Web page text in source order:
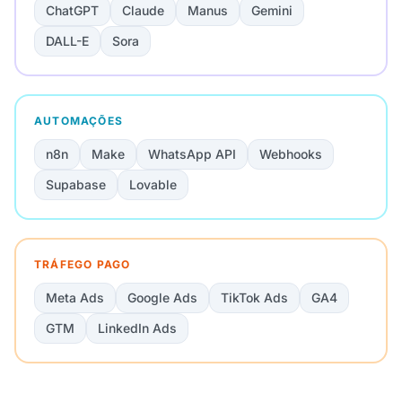
ChatGPT Claude Manus
Gemini
DALL-E
Sora
AUTOMAÇÕES
n8n Make WhatsApp API
Webhooks
Supabase
Lovable
TRÁFEGO PAGO
Meta Ads Google Ads TikTok Ads
GA4
GTM
LinkedIn Ads